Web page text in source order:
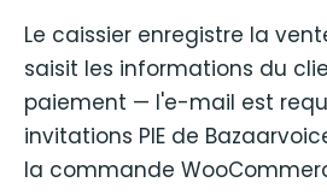
Le caissier enregistre la
saisit les informations du
paiement — l'e-mail est
invitations PIE de
la commande